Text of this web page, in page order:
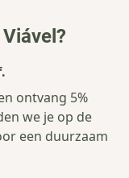
ontvang 5%
we je op de
een duurzaam